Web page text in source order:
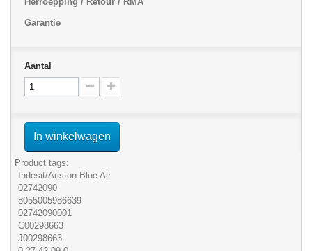
Garantie
Aantal
In winkelwagen
Product tags:
Indesit/Ariston-Blue Air
02742090
8055005986639
02742090001
C00298663
J00298663